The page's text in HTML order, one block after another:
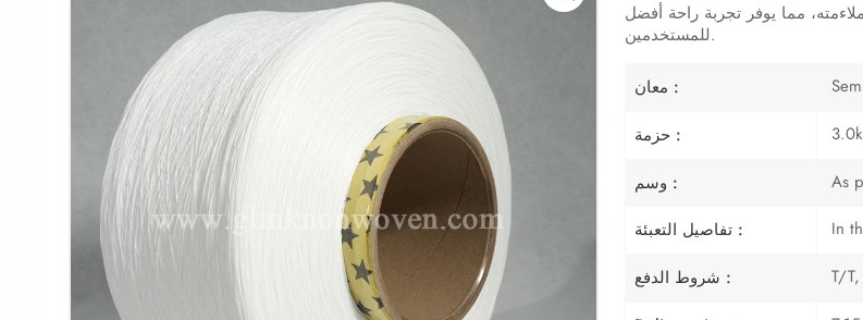
مما يوفر تجربة راحة أفضل
للمستخدمين.
معان :
حزمة :
وسم : As
تفاصيل التعبئة : In
شروط الدفع : T/